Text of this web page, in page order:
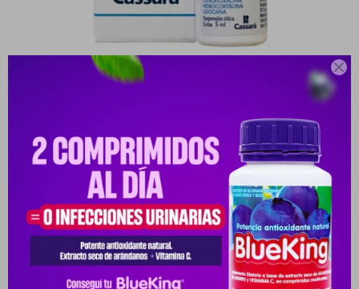

OTEX L GOTAS OTICAS FRASCO X 5 ML.
10032802-7795373002920
68.000PYG57.120
OTEX L CIPROFLOXACINA+HIDROCORTIZONA+LIDOCAINA
GOTAS OTICAS FRASCO DE 5 ML.
VER STOCK EN TIENDAS